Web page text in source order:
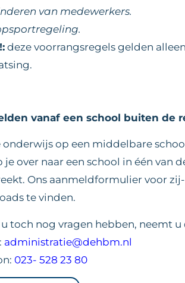
van medewerkers.
deze voorrangsregels gelden
vanaf een school buiten de
onderwijs op een middelbare
je over naar een school in één van
Ons aanmeldformulier voor
te vinden.
toch nog vragen hebben, neemt
administratie@dehbm.nl
023- 528 23 80